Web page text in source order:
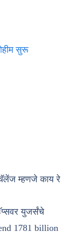
सुरू
म्हणजे काय रे
युजर्संचे
1781 billion